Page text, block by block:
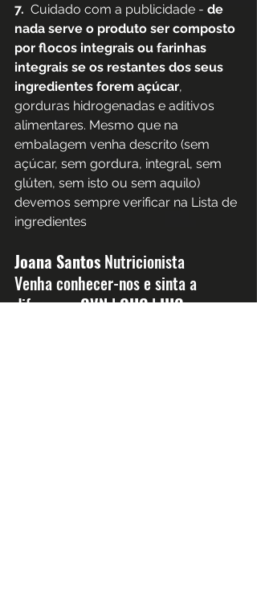
7. Cuidado com a publicidade - de
nada serve o produto ser composto
por flocos integrais ou farinhas
integrais se os restantes dos seus
ingredientes forem açúcar,
gorduras hidrogenadas e aditivos
alimentares. Mesmo que na
embalagem venha descrito (sem
açúcar, sem gordura, integral, sem
glúten, sem isto ou sem aquilo)
devemos sempre verificar na Lista de
ingredientes
Joana Santos Nutricionista
Venha conhecer-nos e sinta a
diferença GVN | OHC | IHC